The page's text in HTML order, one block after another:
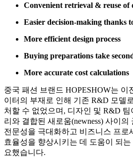
Convenient retrieval & reuse of
Easier decision-making thanks
More efficient design process
Buying preparations take
More accurate cost calculations
중국 패션 브랜드 HOPESHOW는 이
이터의 부재로 인해 기존 R&D 모델
처할 수 없었으며, 디자인 및 R&D
리와 결합된 새로움(newness) 사이의
전문성을 극대화하고 비즈니스 프로
효율성을 향상시키는 데 도움이 되
요했습니다.